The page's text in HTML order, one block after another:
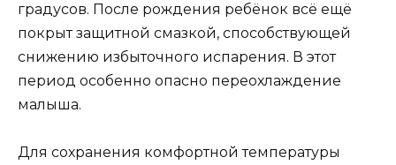
градусов. После рождения ребёнок всё ещё
покрыт защитной смазкой, способствующей
снижению избыточного испарения. В этот
период особенно опасно переохлаждение
малыша.
Для сохранения комфортной температуры